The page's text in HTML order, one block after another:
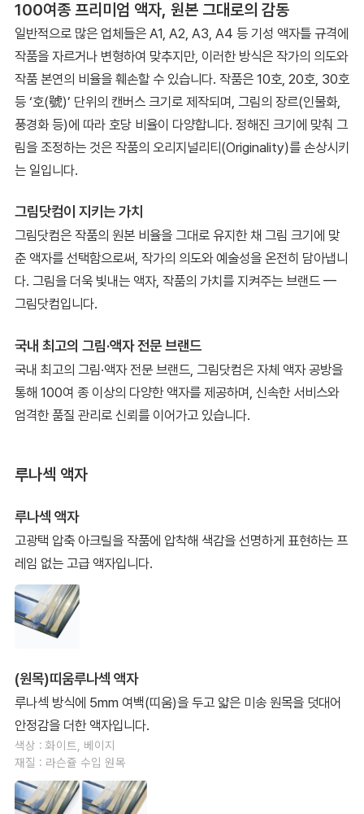
100여종 프리미엄 액자, 원본 그대로의 감동
일반적으로 많은 업체들은 A1, A2, A3, A4 등 기성 액자틀 규격에
작품을 자르거나 변형하여 맞추지만, 이러한 방식은 작가의 의도와
작품 본연의 비율을 훼손할 수 있습니다. 작품은 10호, 20호, 30호
등 ‘호(號)’ 단위의 캔버스 크기로 제작되며, 그림의 장르(인물화,
풍경화 등)에 따라 호당 비율이 다양합니다. 정해진 크기에 맞춰 그
림을 조정하는 것은 작품의 오리지널리티(Originality)를 손상시키
는 일입니다.
그림닷컴이 지키는 가치
그림닷컴은 작품의 원본 비율을 그대로 유지한 채 그림 크기에 맞
춘 액자를 선택함으로써, 작가의 의도와 예술성을 온전히 담아냅니
다. 그림을 더욱 빛내는 액자, 작품의 가치를 지켜주는 브랜드 —
그림닷컴입니다.
국내 최고의 그림·액자 전문 브랜드
국내 최고의 그림·액자 전문 브랜드, 그림닷컴은 자체 액자 공방을
통해 100여 종 이상의 다양한 액자를 제공하며, 신속한 서비스와
엄격한 품질 관리로 신뢰를 이어가고 있습니다.
루나섹 액자
루나섹 액자
고광택 압축 아크릴을 작품에 압착해 색감을 선명하게 표현하는 프
레임 없는 고급 액자입니다.
(원목)띠움루나섹 액자
루나섹 방식에 5mm 여백(띠움)을 두고 얇은 미송 원목을 덧대어
안정감을 더한 액자입니다.
색상 : 화이트, 베이지
재질 : 라슨쥴 수입 원목